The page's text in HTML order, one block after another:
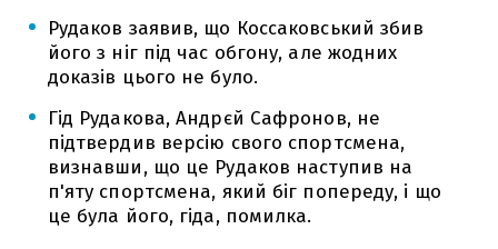
Рудаков заявив, що Коссаковський збив
його з ніг під час обгону, але жодних
доказів цього не було.
Гід Рудакова, Андрєй Сафронов, не
підтвердив версію свого спортсмена,
визнавши, що це Рудаков наступив на
п'яту спортсмена, який біг попереду, і що
це була його, гіда, помилка.